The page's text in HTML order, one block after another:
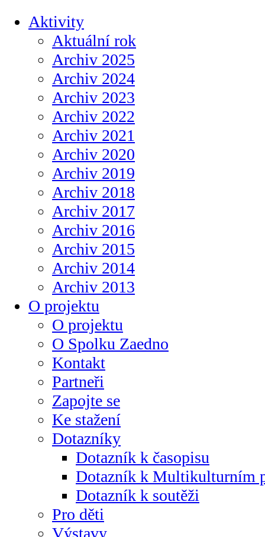
Aktivity
Aktuální rok
Archiv 2025
Archiv 2024
Archiv 2023
Archiv 2022
Archiv 2021
Archiv 2020
Archiv 2019
Archiv 2018
Archiv 2017
Archiv 2016
Archiv 2015
Archiv 2014
Archiv 2013
O projektu
O projektu
O Spolku Zaedno
Kontakt
Partneři
Zapojte se
Ke stažení
Dotazníky
Dotazník k časopisu
Dotazník k Multikulturním
Dotazník k soutěži
Pro děti